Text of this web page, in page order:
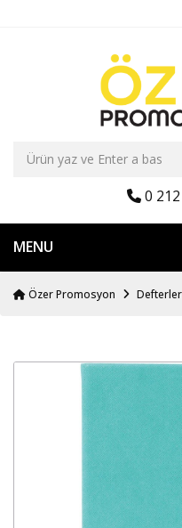
0 212
MENU
Özer Promosyon Defterler